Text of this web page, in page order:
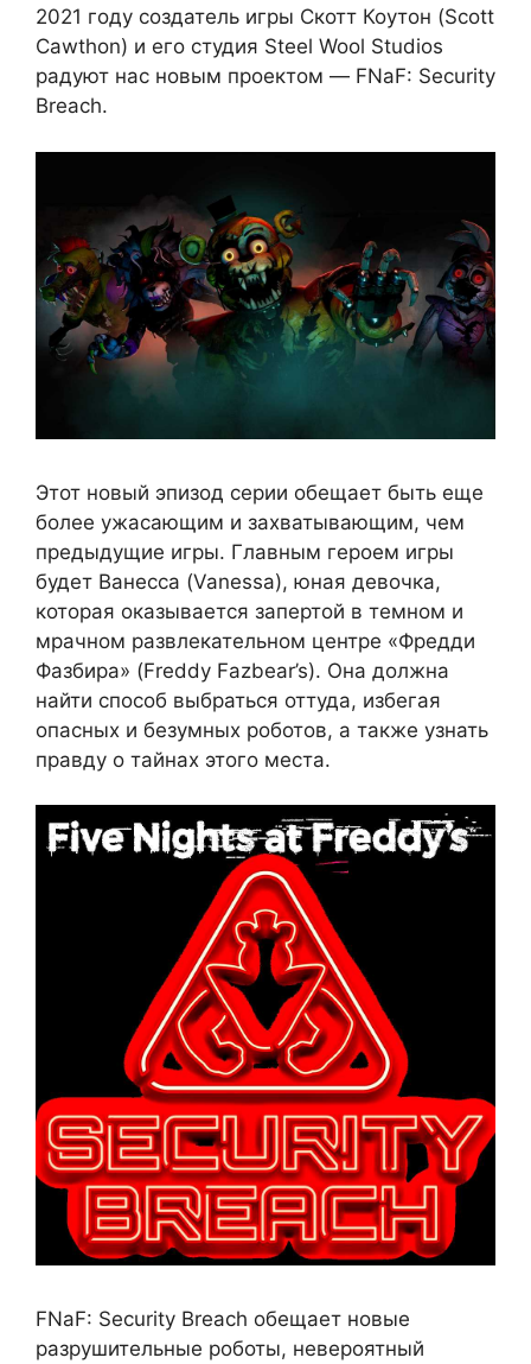
2021 году создатель игры Скотт Коутон (Scott
Cawthon) и его студия Steel Wool Studios
радуют нас новым проектом — FNaF: Security
Breach.
Этот новый эпизод серии обещает быть еще
более ужасающим и захватывающим, чем
предыдущие игры. Главным героем игры
будет Ванесса (Vanessa), юная девочка,
которая оказывается запертой в темном и
мрачном развлекательном центре «Фредди
Фазбира» (Freddy Fazbear’s). Она должна
найти способ выбраться оттуда, избегая
опасных и безумных роботов, а также узнать
правду о тайнах этого места.
FNaF: Security Breach обещает новые
разрушительные роботы, невероятный